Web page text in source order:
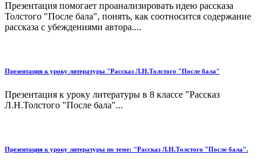
Презентация помогает проанализировать идею рассказа
Толстого "После бала", понять, как соотносится содержание
рассказа с убеждениями автора....
Презентация к уроку литературы "Рассказ Л.Н.Толстого "После бала"
Презентация к уроку литературы в 8 классе "Рассказ
Л.Н.Толстого "После бала"...
Презентация к уроку литературы по теме: "Рассказ Л.Н.Толстого "После бала".